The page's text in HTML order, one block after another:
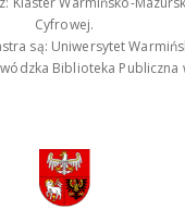
Cyfrowej.
są: Uniwersytet
Biblioteka Publiczna